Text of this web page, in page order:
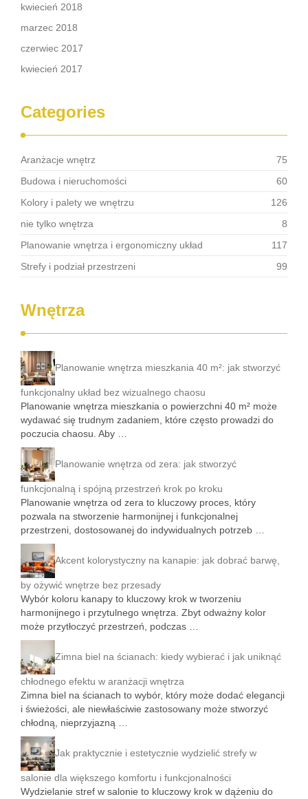
kwiecień 2018
marzec 2018
czerwiec 2017
kwiecień 2017
Categories
Aranżacje wnętrz
75
Budowa i nieruchomości
60
Kolory i palety we wnętrzu
126
nie tylko wnętrza
8
Planowanie wnętrza i ergonomiczny układ
117
Strefy i podział przestrzeni
99
Wnętrza
Planowanie wnętrza mieszkania 40 m²: jak stworzyć
funkcjonalny układ bez wizualnego chaosu
Planowanie wnętrza mieszkania o powierzchni 40 m² może
wydawać się trudnym zadaniem, które często prowadzi do
poczucia chaosu. Aby …
Planowanie wnętrza od zera: jak stworzyć
funkcjonalną i spójną przestrzeń krok po kroku
Planowanie wnętrza od zera to kluczowy proces, który
pozwala na stworzenie harmonijnej i funkcjonalnej
przestrzeni, dostosowanej do indywidualnych potrzeb …
Akcent kolorystyczny na kanapie: jak dobrać barwę,
by ożywić wnętrze bez przesady
Wybór koloru kanapy to kluczowy krok w tworzeniu
harmonijnego i przytulnego wnętrza. Zbyt odważny kolor
może przytłoczyć przestrzeń, podczas …
Zimna biel na ścianach: kiedy wybierać i jak uniknąć
chłodnego efektu w aranżacji wnętrza
Zimna biel na ścianach to wybór, który może dodać elegancji
i świeżości, ale niewłaściwie zastosowany może stworzyć
chłodną, nieprzyjazną …
Jak praktycznie i estetycznie wydzielić strefy w
salonie dla większego komfortu i funkcjonalności
Wydzielanie stref w salonie to kluczowy krok w dążeniu do